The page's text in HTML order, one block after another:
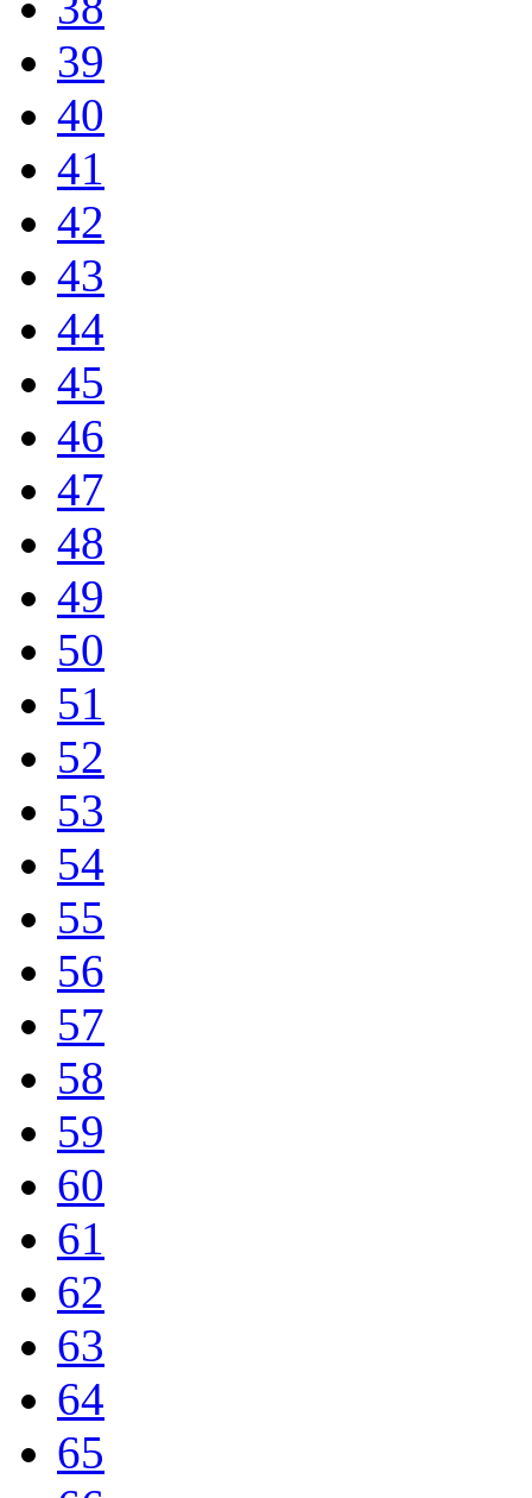
39
40
41
42
43
44
45
46
47
48
49
50
51
52
53
54
55
56
57
58
59
60
61
62
63
64
65